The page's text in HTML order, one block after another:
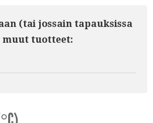
(tai jossain tapauksissa
muut tuotteet: